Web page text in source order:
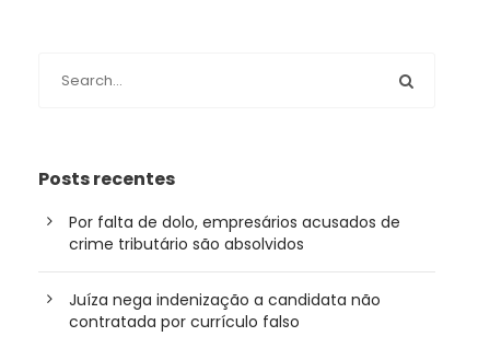
Posts recentes
Por falta de dolo, empresários acusados de
crime tributário são absolvidos
Juíza nega indenização a candidata não
contratada por currículo falso